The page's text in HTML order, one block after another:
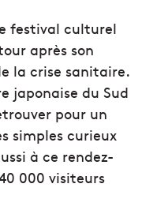
festival culturel
après son
la crise sanitaire.
japonaise du Sud
pour un
simples curieux
à ce rendez-
000 visiteurs